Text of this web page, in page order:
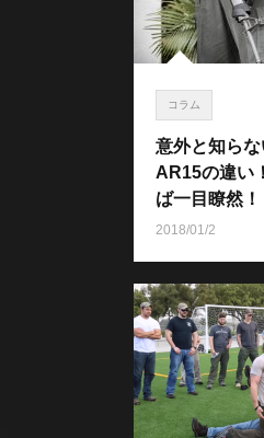
コラム
意外と知ら
AR15の違い
ば一目瞭然！
2018/01/2